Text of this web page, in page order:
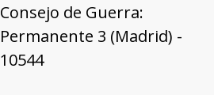
Consejo de Guerra:
Permanente 3 (Madrid) -
10544